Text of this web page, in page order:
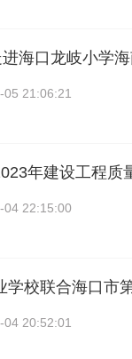
进海口龙岐小学
05 21:06:21
年建设工程质
04 22:15:00
学校联合海口市
04 20:52:01